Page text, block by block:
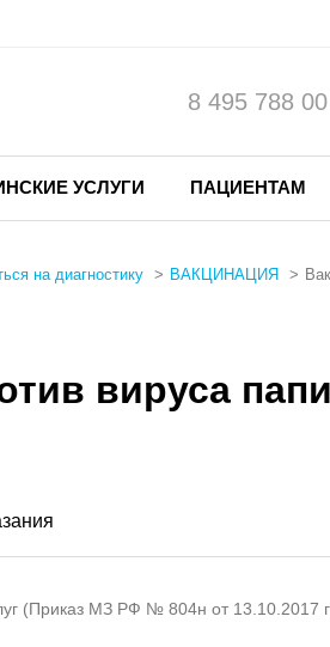
8 495 788
УСЛУГИ ПАЦИЕНТАМ
на диагностику ВАКЦИНАЦИЯ
вируса
(Приказ МЗ РФ № 804н от 13.10.2017